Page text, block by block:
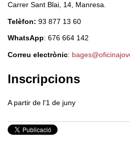
Carrer Sant Blai, 14, Manresa.
Telèfon: 93 877 13 60
WhatsApp: 676 664 142
Correu electrònic:
Inscripcions
A partir de l'1 de juny